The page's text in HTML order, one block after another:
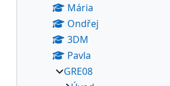
Mária
Ondřej
3DM
Pavla
GRE08